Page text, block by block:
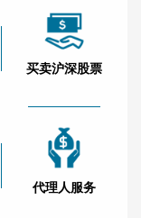
买卖沪深股票
代理人服务